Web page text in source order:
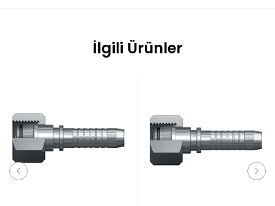
İlgili Ürünler